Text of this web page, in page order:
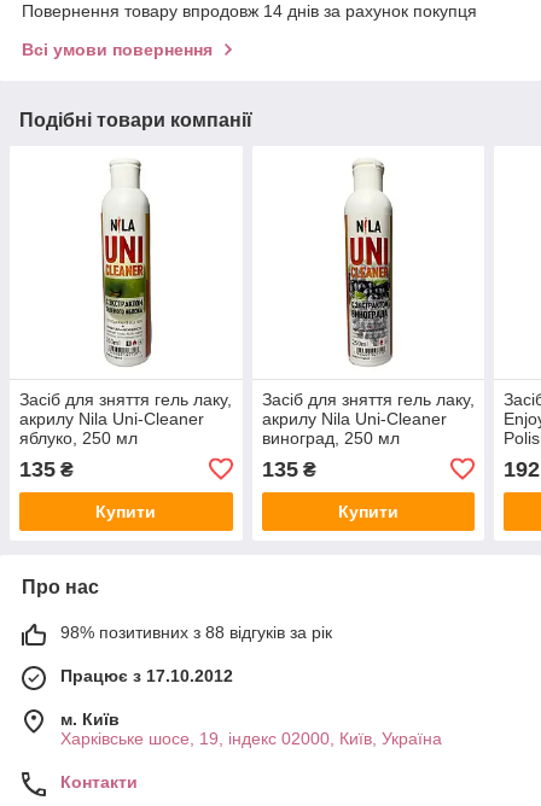
Повернення товару впродовж 14 днів за рахунок покупця
Всі умови повернення
Подібні товари компанії
Засіб для зняття гель лаку,
акрилу Nila Uni-Cleaner
яблуко, 250 мл
135 ₴
Купити
Засіб для зняття гель лаку,
акрилу Nila Uni-Cleaner
виноград, 250 мл
135₴
Купити
192
Про нас
98% позитивних з 88 відгуків за рік
Працює з 17.10.2012
м. Київ
Харківське шосе, 19, індекс 02000, Київ, Україна
Контакти